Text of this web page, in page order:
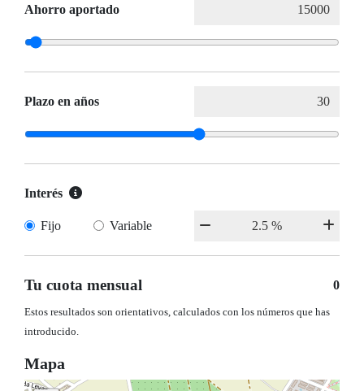
Ahorro aportado
Plazo en años
Interés
Fijo Variable
Tu cuota mensual 0
Estos resultados son orientativos, calculados con los números que has
introducido.
Mapa